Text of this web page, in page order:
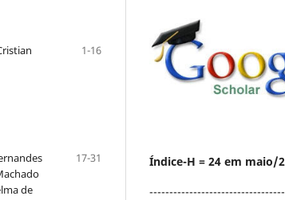
1-16
de
17-31
Índice-H = 24 em maio/